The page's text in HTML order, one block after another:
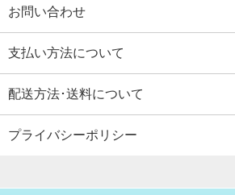
お問い合わせ
支払い方法について
配送方法･送料について
プライバシーポリシー